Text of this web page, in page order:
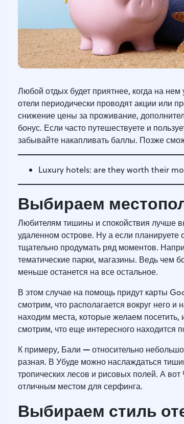
Любой отдых будет приятнее, когда на
отели периодически проводят акции или
снижение цены за проживание,
бонус. Если часто путешествуете и
забывайте накапливать баллы. Позже
Luxury hotels: are they worth their
Выбираем
Любителям тишины и спокойствия лучше
удаленном острове. Ну а если планируете
тщательно продумать ряд моментов.
тематические парки, магазины. Ведь чем
меньше останется на все остальное.
В этом случае на помощь придут карты
смотрим, что располагается вокруг него
находим места, которые желаем
смотрим, что еще интересного находится
К примеру, Бали —относительно
разная. В Убуде можно наслаждаться
тропических лесов и рисовых полей. А
отличным местом для серфинга.
Выбираем стиль